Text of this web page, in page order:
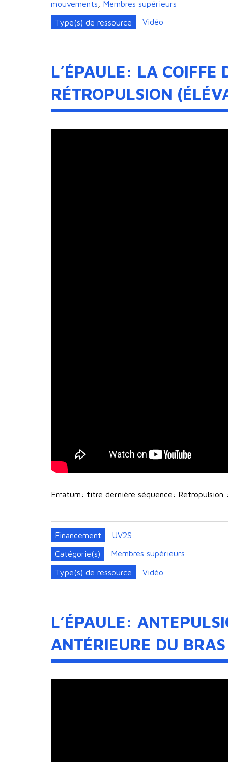
mouvements
Membres supérieurs
Type(s) de ressource Vidéo
L’ÉPAULE: LA COIFFE
RÉTROPULSION
Erratum: titre dernière séquence: Retropulsion
Financement UV2S
Catégorie(s) Membres supérieurs
Type(s) de ressource Vidéo
L’ÉPAULE:
ANTÉRIEURE DU BRAS